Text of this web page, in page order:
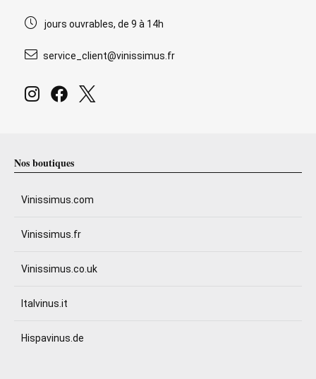
jours ouvrables, de 9 à 14h
service_client@vinissimus.fr
Nos boutiques
Vinissimus.com
Vinissimus.fr
Vinissimus.co.uk
Italvinus.it
Hispavinus.de